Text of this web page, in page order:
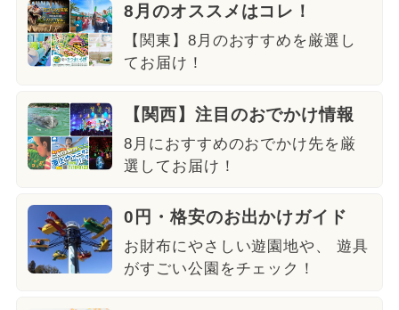
8月のオススメはコレ！
【関東】8月のおすすめを厳選し
てお届け！
【関西】注目のおでかけ情報
8月におすすめのおでかけ先を厳
選してお届け！
0円・格安のお出かけガイド
お財布にやさしい遊園地や、 遊具
がすごい公園をチェック！